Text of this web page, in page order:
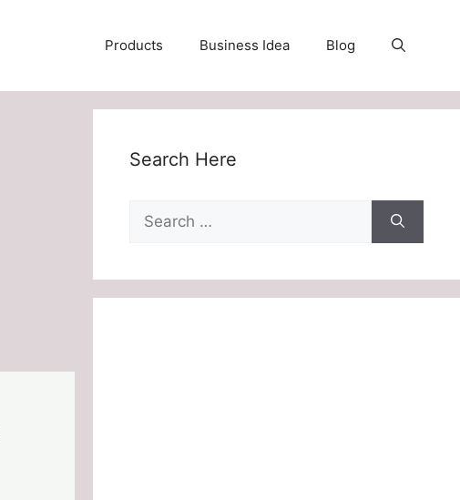
Products Business Idea Blog
Search Here
Search
for: